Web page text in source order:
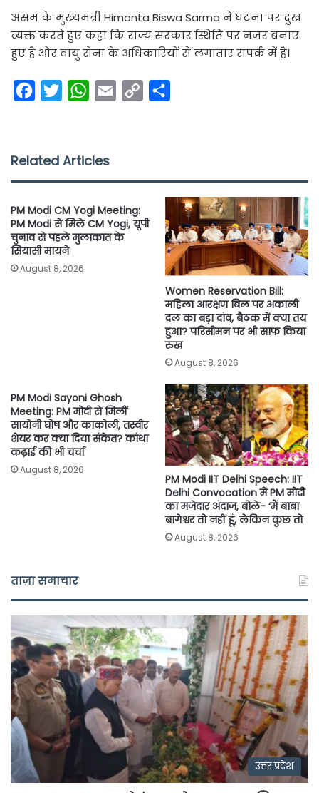
असम के मुख्यमंत्री Himanta Biswa Sarma ने घटना पर दुख
व्यक्त करते हुए कहा कि राज्य सरकार स्थिति पर नजर बनाए
हुए है और वायु सेना के अधिकारियों से लगातार संपर्क में है।
e
o
k
t
r
W
t
p
p
n
Related Articles
PM Modi CM Yogi Meeting:
PM Modi से मिले CM Yogi, यूपी
चुनाव से पहले मुलाकात के
सियासी मायने
August 8, 2026
Women Reservation Bill:
महिला आरक्षण बिल पर अकाली
दल का बड़ा दांव, बैठक में क्या तय
हुआ? परिसीमन पर भी साफ किया
रुख
August 8, 2026
PM Modi Sayoni Ghosh
Meeting: PM मोदी से मिलीं
सायोनी घोष और काकोली, तस्वीर
शेयर कर क्या दिया संकेत? कांथा
कढ़ाई की भी चर्चा
August 8, 2026
PM Modi IIT Delhi Speech: IIT
Delhi Convocation में PM मोदी
का मजेदार अंदाज, बोले- ‘मैं बाबा
बागेश्वर तो नहीं हूं, लेकिन कुछ तो
August 8, 2026
ताज़ा समाचार
उत्तर प्रदेश